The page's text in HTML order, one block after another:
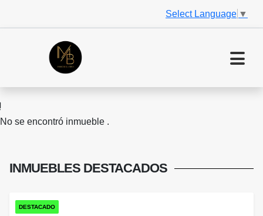
Select Language ▼
No se encontró inmueble .
INMUEBLES DESTACADOS
DESTACADO